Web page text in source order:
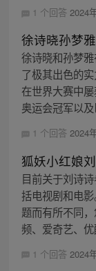
1 个回答 2024
徐诗晓孙梦
徐诗晓和孙梦
了极其出色的
在世界大赛中
奥运会冠军以
1 个回答 2024
狐妖小红娘
目前关于刘诗
括电视剧和电
题而有所不同
频、爱奇艺、
1 个回答 2024